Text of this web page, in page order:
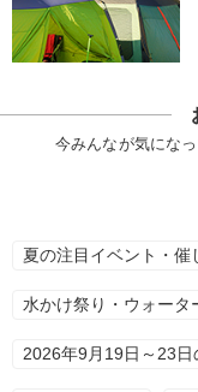
今みんなが気にな
夏の注目イベント・催
水かけ祭り・ウォータ
2026年9月19日～23日